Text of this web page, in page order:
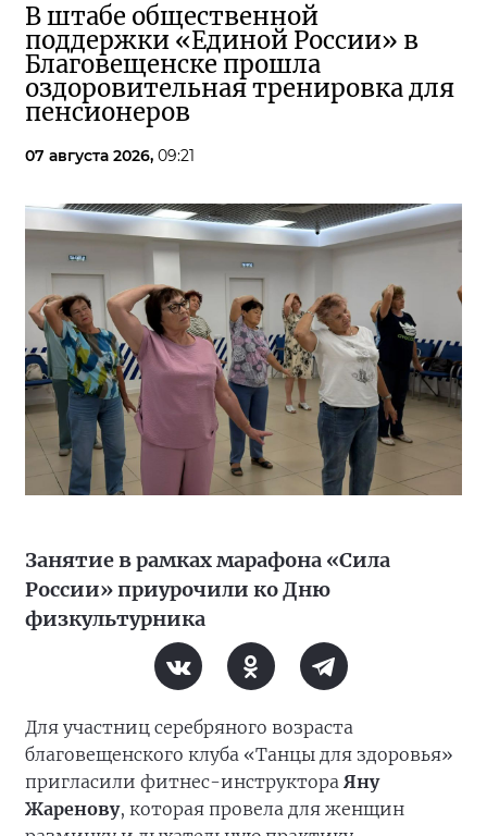
В штабе общественной
поддержки «Единой России» в
Благовещенске прошла
оздоровительная тренировка для
пенсионеров
07 августа 2026, 09:21
Занятие в рамках марафона «Сила
России» приурочили ко Дню
физкультурника
Для участниц серебряного возраста
благовещенского клуба «Танцы для здоровья»
пригласили фитнес-инструктора Яну
Жаренову, которая провела для женщин